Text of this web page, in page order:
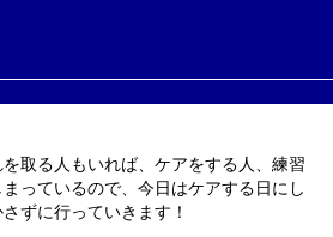
取る人もいれば、ケアをする人、練習
っているので、今日はケアする日にし
ずに行っていきます！